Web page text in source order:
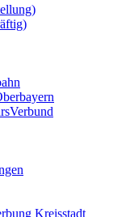
Kreisstadt